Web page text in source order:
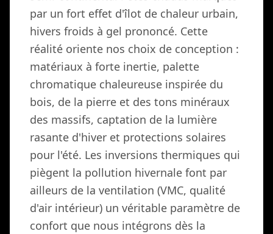
par un fort effet d'îlot de chaleur urbain,
hivers froids à gel prononcé. Cette
réalité oriente nos choix de conception :
matériaux à forte inertie, palette
chromatique chaleureuse inspirée du
bois, de la pierre et des tons minéraux
des massifs, captation de la lumière
rasante d'hiver et protections solaires
pour l'été. Les inversions thermiques qui
piègent la pollution hivernale font par
ailleurs de la ventilation (VMC, qualité
d'air intérieur) un véritable paramètre de
confort que nous intégrons dès la